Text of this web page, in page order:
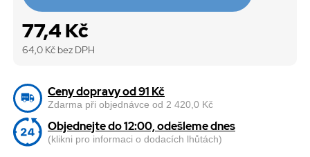
77,4 Kč
64,0 Kč bez DPH
Ceny dopravy od 91 Kč
Zdarma při objednávce od 2 420,0 Kč
Objednejte do 12:00, odešleme dnes
(klikni pro informaci o dodacích lhůtách)